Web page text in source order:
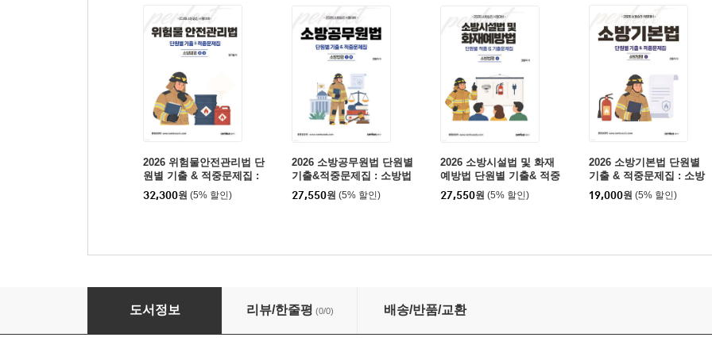
2026 위험물안전관리법 단
원별 기출 & 적중문제집 :
소방법령 3,4
32,300원 (5% 할인)
2026 소방공무원법 단원별
기출&적중문제집 : 소방법
령1,4
27,550원 (5% 할인)
2026 소방시설법 및 화재
예방법 단원별 기출& 적중
문제집 : 소방법령 2
27,550원 (5% 할인)
2026 소방기본법 단원별
기출 & 적중문제집 : 소방
법령2
19,000원 (5% 할인)
2026 The쉬운 소방전술 단원별 1000(천제) 기출집 A형
도서정보 리뷰/한줄평 (0/0) 배송/반품/교환